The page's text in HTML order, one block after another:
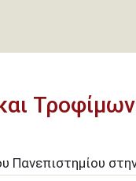
Πανεπιστημίου